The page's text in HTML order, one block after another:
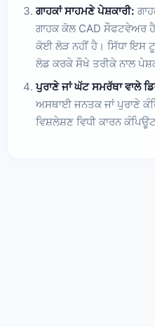
ਗਾਹਕਾਂ ਸਾਹਮਣੇ ਪੇਸ਼ਕਾਰੀ:
ਗਾਹਕ ਕੋਲ CAD ਸੌਫਟਵੇਅਰ ਹੈ
ਕੋਈ ਲੋੜ ਨਹੀਂ ਹੈ। ਸਿੱਧਾ ਇਸ
ਲੋਡ ਕਰਕੇ ਸੌਖੇ ਤਰੀਕੇ ਨਾਲ
ਪੁਰਾਣੇ ਜਾਂ ਘੱਟ ਸਮਰੱਥਾ ਵਾਲੇ
ਅਸਥਾਈ ਜਨਤਕ ਜਾਂ ਪੁਰਾਣੇ
ਵਿਸ਼ਲੇਸ਼ਣ ਵਿਧੀ ਕਾਰਨ